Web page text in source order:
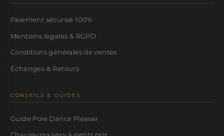
Paiement sécurisé 100%
Mentions légales & RGPD
Conditions générales de ventes
Échanges & Retours
CONSEILS & GUIDES
Guide Pole Dance Pleaser